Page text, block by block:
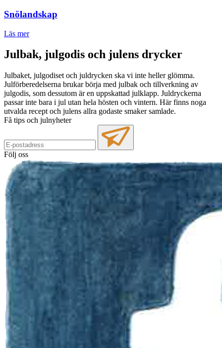
Snölandskap
Läs mer
Julbak, julgodis och julens drycker
Julbaket, julgodiset och juldrycken ska vi inte heller glömma.
Julförberedelserna brukar börja med julbak och tillverkning av
julgodis, som dessutom är en uppskattad julklapp. Juldryckerna
passar inte bara i jul utan hela hösten och vintern. Här finns noga
utvalda recept och julens allra godaste smaker samlade.
Få tips och julnyheter
Följ oss